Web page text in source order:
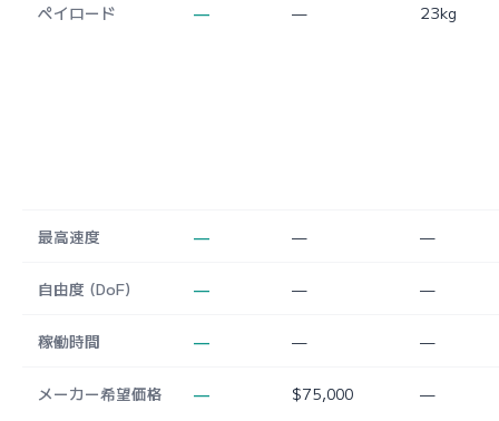
ペイロード — — 23kg
最高速度 — — —
自由度 (DoF) — — —
稼働時間 — — —
メーカー希望価格 — $75,000 —